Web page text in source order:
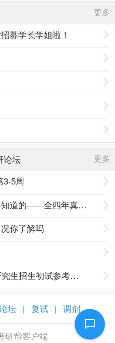
更多
募学长学姐啦！
论坛 更多
3-5周
天财新传考研聊点宝子们不知道的——全四年真题规律+择校优势
你了解吗
河北大学27年外国语学院研究生招生初试参考书目调整
坛 复试 调剂
研帮客户端